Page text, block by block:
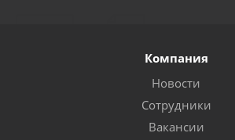
Компания
Новости
Сотрудники
Вакансии